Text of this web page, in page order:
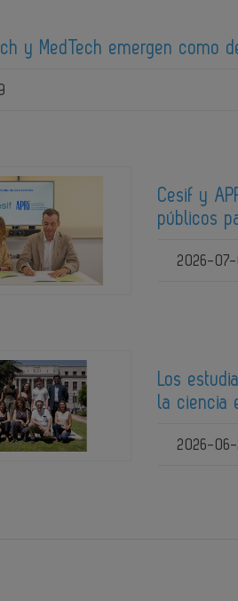
y MedTech emergen como
Cesif y
públicos
2026-
Los
la ciencia
2026-06-